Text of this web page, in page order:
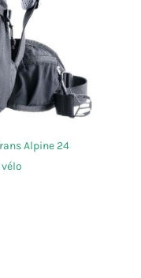
Alpine 24